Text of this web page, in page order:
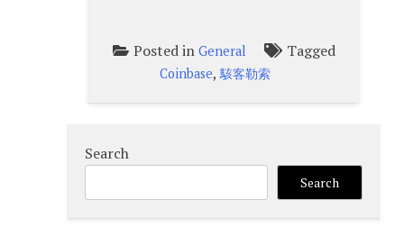
Posted in General Tagged
Coinbase,駭客勒索
Search
Search